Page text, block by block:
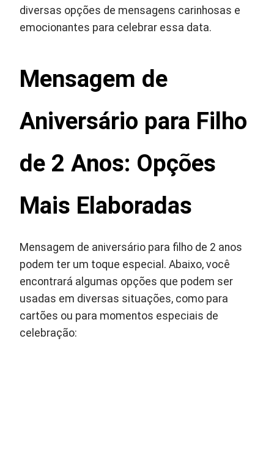
diversas opções de mensagens carinhosas e
emocionantes para celebrar essa data.
Mensagem de
Aniversário para Filho
de 2 Anos: Opções
Mais Elaboradas
Mensagem de aniversário para filho de 2 anos
podem ter um toque especial. Abaixo, você
encontrará algumas opções que podem ser
usadas em diversas situações, como para
cartões ou para momentos especiais de
celebração: